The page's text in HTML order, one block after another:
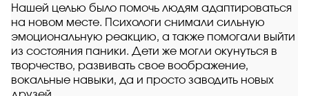
Нашей целью было помочь людям адаптироваться
на новом месте. Психологи снимали сильную
эмоциональную реакцию, а также помогали выйти
из состояния паники. Дети же могли окунуться в
творчество, развивать свое воображение,
вокальные навыки, да и просто заводить новых